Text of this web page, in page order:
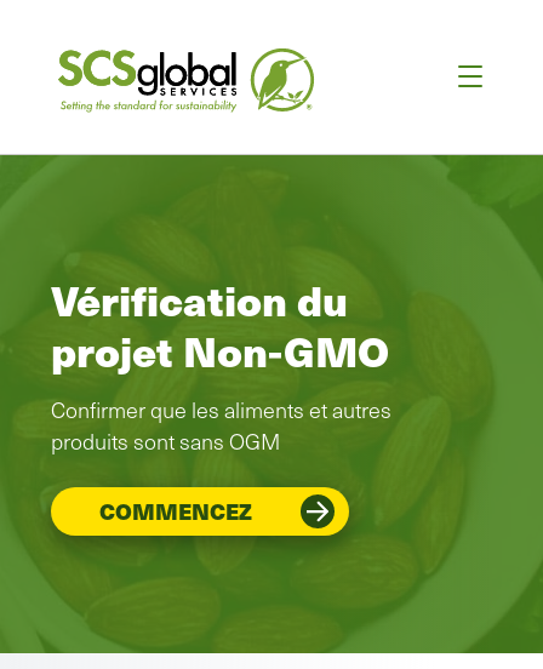
Vérification du
projet Non-GMO
Confirmer que les aliments et autres
produits sont sans OGM
COMMENCEZ